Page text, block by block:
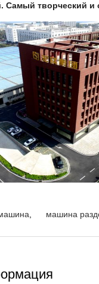
творческий и
машина